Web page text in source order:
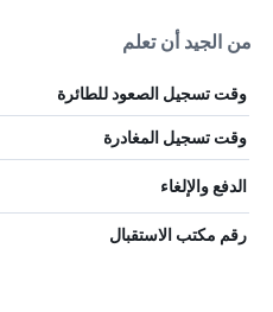
من الجيد أن تعلم
وقت تسجيل الصعود للطائرة
وقت تسجيل المغادرة
الدفع والإلغاء
رقم مكتب الاستقبال